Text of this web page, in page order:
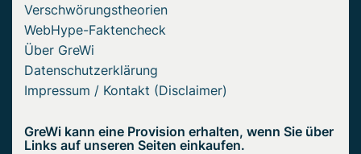
Verschwörungstheorien
WebHype-Faktencheck
Über GreWi
Datenschutzerklärung
Impressum / Kontakt (Disclaimer)
GreWi kann eine Provision erhalten, wenn Sie über
Links auf unseren Seiten einkaufen.